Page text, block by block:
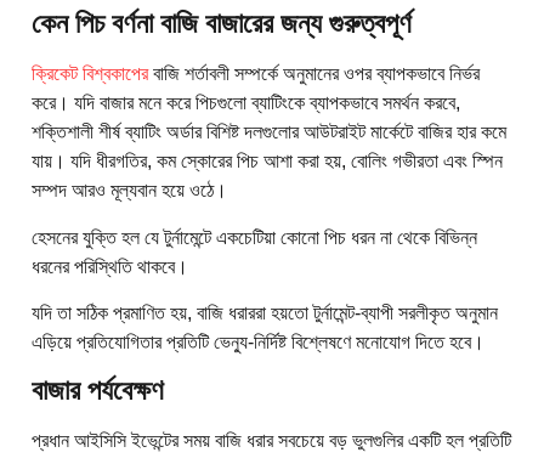
কেন পিচ বর্ণনা বাজি বাজারের জন্য গুরুত্বপূর্ণ
ক্রিকেট বিশ্বকাপেরবাজি শর্তাবলী সম্পর্কে অনুমানের ওপর ব্যাপকভাবে নির্ভর
করে। যদি বাজার মনে করে পিচগুলো ব্যাটিংকে ব্যাপকভাবে সমর্থন করবে,
শক্তিশালী শীর্ষ ব্যাটিং অর্ডার বিশিষ্ট দলগুলোর আউটরাইট মার্কেটে বাজির হার কমে
যায়। যদি ধীরগতির, কম স্কোরের পিচ আশা করা হয়, বোলিং গভীরতা এবং স্পিন
সম্পদ আরও মূল্যবান হয়ে ওঠে।
হেসনের যুক্তি হল যে টুর্নামেন্টে একচেটিয়া কোনো পিচ ধরন না থেকে বিভিন্ন
ধরনের পরিস্থিতি থাকবে।
যদি তা সঠিক প্রমাণিত হয়, বাজি ধরাররা হয়তো টুর্নামেন্ট-ব্যাপী সরলীকৃত অনুমান
এড়িয়ে প্রতিযোগিতার প্রতিটি ভেন্যু-নির্দিষ্ট বিশ্লেষণে মনোযোগ দিতে হবে।
বাজার পর্যবেক্ষণ
প্রধান আইসিসি ইভেন্টের সময় বাজি ধরার সবচেয়ে বড় ভুলগুলির একটি হল প্রতিটি